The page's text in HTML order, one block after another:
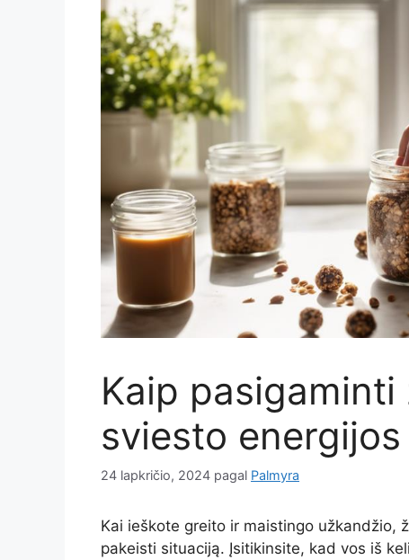
Kaip
sviesto
24 lapkričio, 2024 pagal Palmyra
Kai ieškote greito ir maistingo užkandžio,
pakeisti situaciją. Įsitikinsite, kad vos iš